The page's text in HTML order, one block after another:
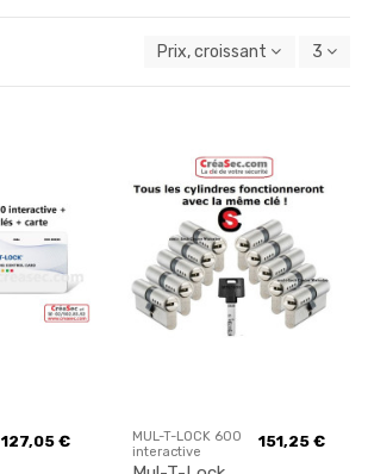
Prix, croissant 3
127,05 €
MUL-T-LOCK 600
interactive
151,25 €